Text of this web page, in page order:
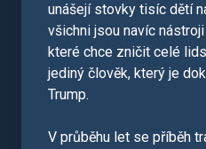
unášejí stovky tisíc dětí
všichni jsou navíc
které chce zničit celé
jediný člověk, který je
Trump.
V průběhu let se příběh